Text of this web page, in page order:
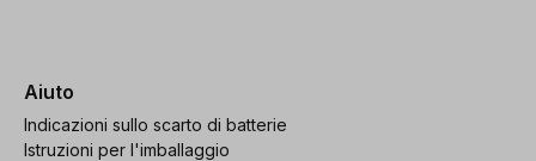
Aiuto
Indicazioni sullo scarto di batterie
Istruzioni per l'imballaggio